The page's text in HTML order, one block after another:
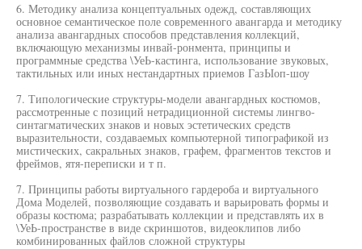
6. Методику анализа концептуальных одежд, составляющих
основное семантическое поле современного авангарда и методику
анализа авангардных способов представления коллекций,
включающую механизмы инвай-ронмента, принципы и
программные средства \УеЬ-кастинга, использование звуковых,
тактильных или иных нестандартных приемов ГазЫоп-шоу
7. Типологические структуры-модели авангардных костюмов,
рассмотренные с позиций нетрадиционной системы лингво-
синтагматических знаков и новых эстетических средств
выразительности, создаваемых компьютерной типографикой из
мистических, сакральных знаков, графем, фрагментов текстов и
фреймов, ятя-переписки и т п.
7. Принципы работы виртуального гардероба и виртуального
Дома Моделей, позволяющие создавать и варьировать формы и
образы костюма; разрабатывать коллекции и представлять их в
\УеЬ-пространстве в виде скриншотов, видеоклипов либо
комбинированных файлов сложной структуры